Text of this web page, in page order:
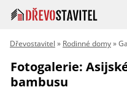
Dřevostavitel » Rodinné domy»
Fotogalerie:
bambusu